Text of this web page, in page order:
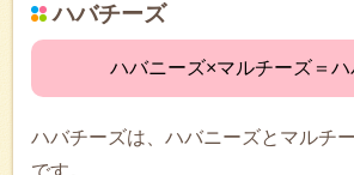
ハバチーズ
ハバニーズ×マルチーズ＝
ハバチーズは、ハバニーズとマルチ